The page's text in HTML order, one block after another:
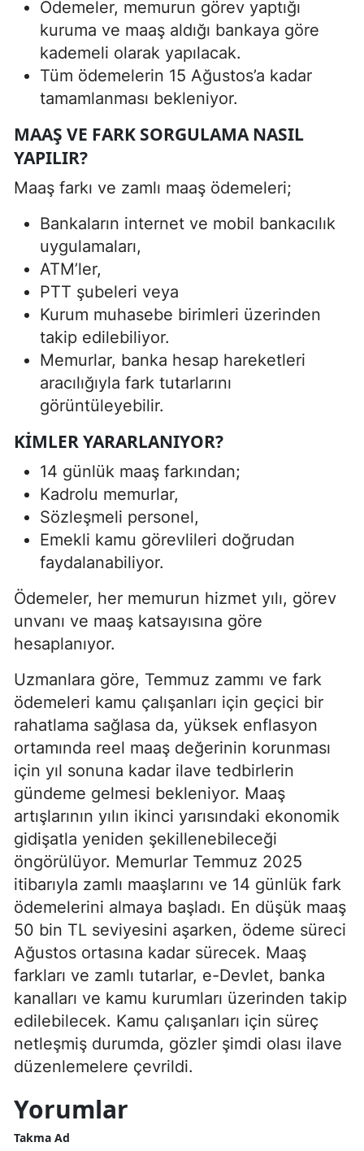
Ödemeler, memurun görev yaptığı
kuruma ve maaş aldığı bankaya göre
kademeli olarak yapılacak.
Tüm ödemelerin 15 Ağustos’a kadar
tamamlanması bekleniyor.
MAAŞ VE FARK SORGULAMA NASIL
YAPILIR?
Maaş farkı ve zamlı maaş ödemeleri;
Bankaların internet ve mobil bankacılık
uygulamaları,
ATM’ler,
PTT şubeleri veya
Kurum muhasebe birimleri üzerinden
takip edilebiliyor.
Memurlar, banka hesap hareketleri
aracılığıyla fark tutarlarını
görüntüleyebilir.
KIMLER YARARLANIYOR?
14 günlük maaş farkından;
Kadrolu memurlar,
Sözleşmeli personel,
Emekli kamu görevlileri doğrudan
faydalanabiliyor.
Ödemeler, her memurun hizmet yılı, görev
unvanı ve maaş katsayısına göre
hesaplanıyor.
Uzmanlara göre, Temmuz zammı ve fark
ödemeleri kamu çalışanları için geçici bir
rahatlama sağlasa da, yüksek enflasyon
ortamında reel maaş değerinin korunması
için yıl sonuna kadar ilave tedbirlerin
gündeme gelmesi bekleniyor. Maaş
artışlarının yılın ikinci yarısındaki ekonomik
gidişatla yeniden şekillenebileceği
öngörülüyor. Memurlar Temmuz 2025
itibarıyla zamlı maaşlarını ve 14 günlük fark
ödemelerini almaya başladı. En düşük maaş
50 bin TL seviyesini aşarken, ödeme süreci
Ağustos ortasına kadar sürecek. Maaş
farkları ve zamlı tutarlar, e-Devlet, banka
kanalları ve kamu kurumları üzerinden takip
edilebilecek. Kamu çalışanları için süreç
netleşmiş durumda, gözler şimdi olası ilave
düzenlemelere çevrildi.
Yorumlar
Takma Ad